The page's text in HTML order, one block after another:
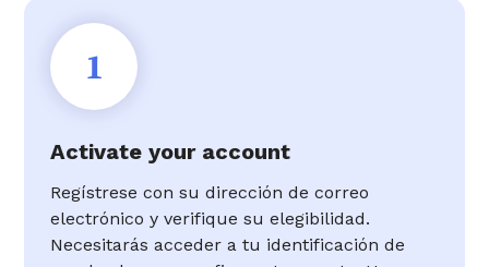
1
Activate your account
Regístrese con su dirección de correo
electrónico y verifique su elegibilidad.
Necesitarás acceder a tu identificación de